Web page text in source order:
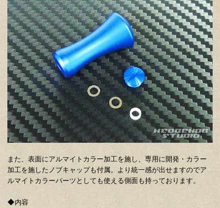
また、表面にアルマイトカラー加工を施し、専用に開発・カラー
加工を施したノブキャップも付属。より統一感が出せますのでア
ルマイトカラーパーツとしても使える側面も持っております。
◆内容